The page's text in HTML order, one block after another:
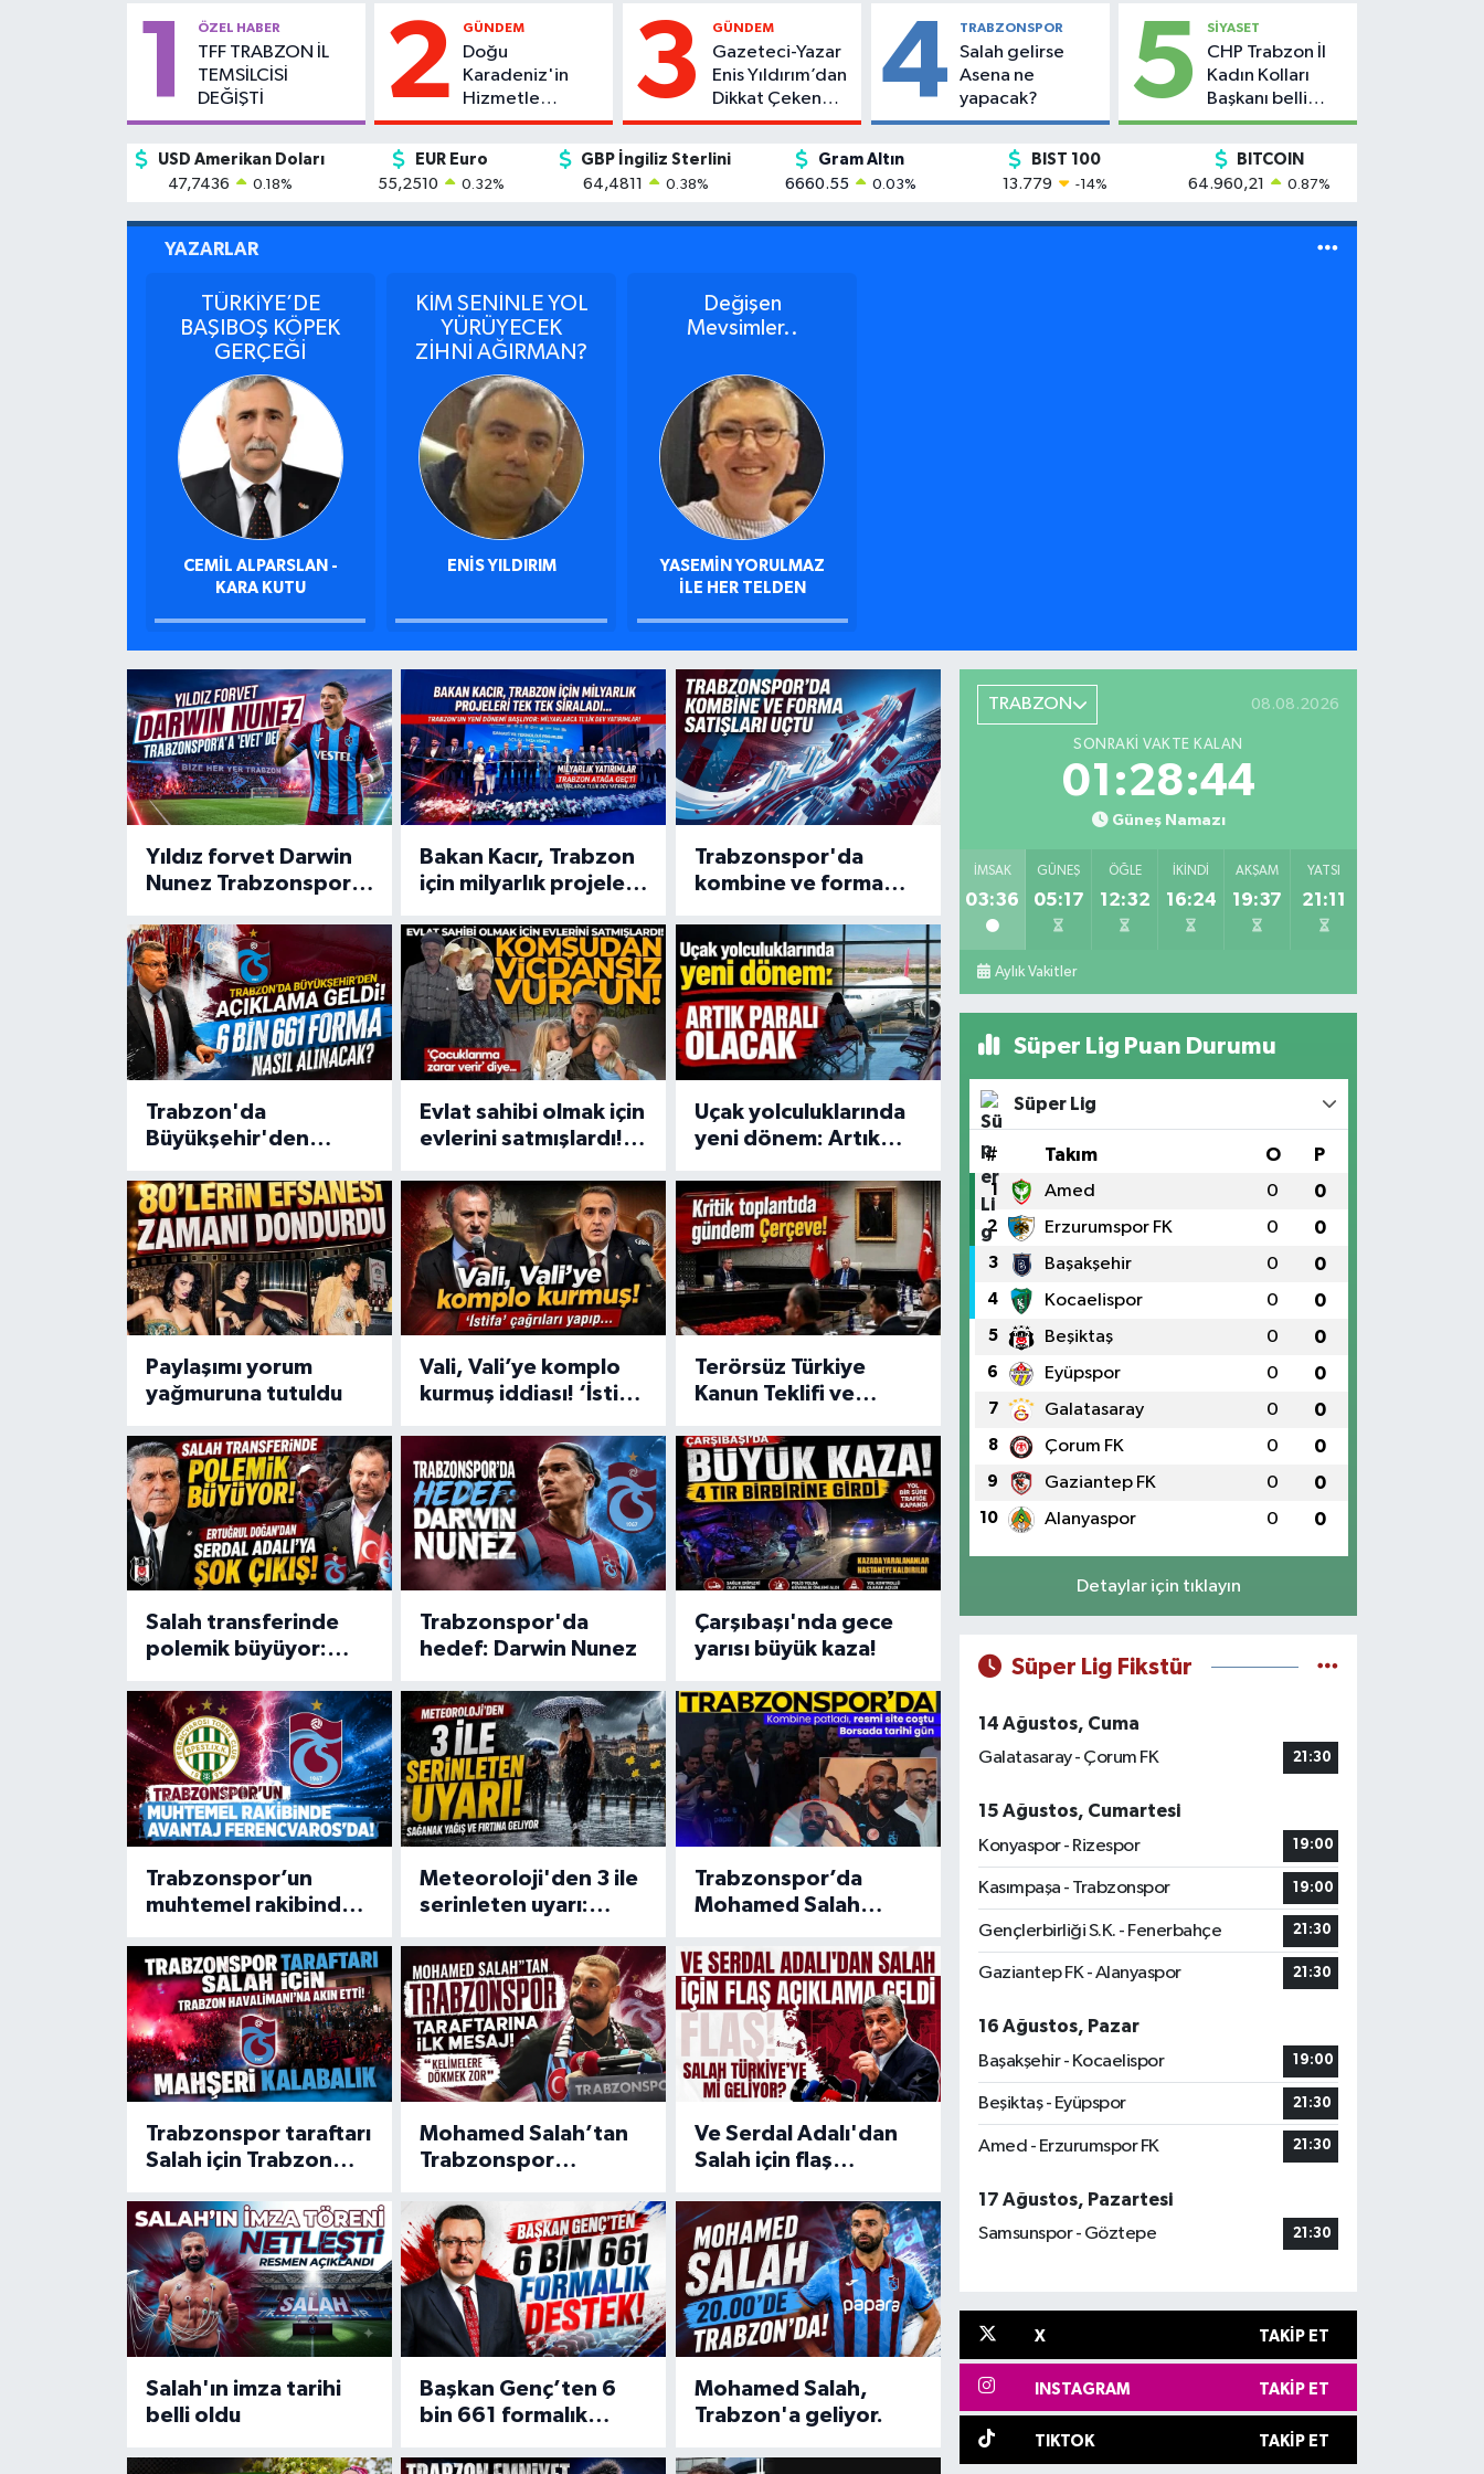
1 ÖZEL HABER
TFF TRABZON İL
TEMSİLCİSİ
DEĞİŞTİ
2 GÜNDEM
Doğu
Karadeniz'in
Hizmetle
İmtihanı
3 GÜNDEM
Gazeteci-Yazar
Enis Yıldırım’dan
Dikkat Çeken
Kitap: "Kod Adı
126" Okurlarla
Buluştu
4 TRABZONSPOR
Salah gelirse
Asena ne
yapacak?
5 SİYASET
CHP Trabzon İl
Kadın Kolları
Başkanı belli
oldu!
USD Amerikan Doları
47,7436
0.18%
EUR Euro
55,2510
0.32%
GBP İngiliz Sterlini
64,4811
0.38%
Gram Altın
6660.55
0.03%
BIST 100
13.779
-14%
BITCOIN
64.960,21
0.87%
YAZARLAR
TÜRKİYE’DE
BAŞIBOŞ KÖPEK
GERÇEĞİ
CEMIL ALPARSLAN -
KARA KUTU
KİM SENİNLE YOL
YÜRÜYECEK
ZİHNİ AĞIRMAN?
ENIS YILDIRIM
Değişen
Mevsimler..
YASEMIN YORULMAZ
ILE HER TELDEN
Yıldız forvet Darwin
Nunez Trabzonspor'a
Bakan Kacır, Trabzon
için milyarlık projeleri
Trabzonspor'da
kombine ve forma
Trabzon'da
Büyükşehir'den
661 forma nasıl
alınacak?
Evlat sahibi olmak için
evlerini satmışlardı!
komşudan vicdansız
vurgun
Uçak yolculuklarında
yeni dönem: Artık
Paylaşımı yorum
yağmuruna tutuldu
Vali, Vali’ye komplo
kurmuş iddiası! ‘İstifa’
Terörsüz Türkiye
Kanun Teklifi ve
başlıkları masada
Salah transferinde
polemik büyüyor:
Serdal Adalı’ya şok
çıkış!
Trabzonspor'da
hedef: Darwin Nunez
Çarşıbaşı'nda gece
yarısı büyük kaza!
Trabzonspor’un
muhtemel rakibinde
Ferencvaros’da!
Meteoroloji'den 3 ile
serinleten uyarı:
fırtına geliyor
Trabzonspor’da
Mohamed Salah
patladı, resmi site
coştu
Trabzonspor taraftarı
Salah için Trabzon
etti! Mahşeri
kalabalık
Mohamed Salah’tan
Trabzonspor
“Kelimelere dökmek
zor”
Ve Serdal Adalı'dan
Salah için flaş
Salah'ın imza tarihi
belli oldu
Başkan Genç’ten 6
bin 661 formalık
Mohamed Salah,
Trabzon'a geliyor.
TRABZON 08.08.2026
SONRAKI VAKTE KALAN
01:28:42
Güneş Namazı
İMSAK
03:36
GÜNEŞ
05:17
ÖĞLE
12:32
İKINDI
16:24
AKŞAM
19:37
YATSI
21:11
Aylık Vakitler
Süper Lig Puan Durumu
Süper Lig
# Takım O P
1 Amed 0 0
2 Erzurumspor FK 0 0
3 Başakşehir 0 0
4 Kocaelispor 0 0
5 Beşiktaş 0 0
6 Eyüpspor 0 0
7 Galatasaray 0 0
8 Çorum FK 0 0
9 Gaziantep FK 0 0
10 Alanyaspor 0 0
Detaylar için tıklayın
Süper Lig Fikstür
14 Ağustos, Cuma
Galatasaray - Çorum FK
21:30
15 Ağustos, Cumartesi
Konyaspor - Rizespor
19:00
Kasımpaşa - Trabzonspor 19:00
Gençlerbirliği S.K. - Fenerbahçe 21:30
Gaziantep FK - Alanyaspor 21:30
16 Ağustos, Pazar
Başakşehir - Kocaelispor
19:00
Beşiktaş - Eyüpspor 21:30
Amed - Erzurumspor FK 21:30
17 Ağustos, Pazartesi
Samsunspor - Göztepe
21:30
X TAKIP ET
INSTAGRAM TAKIP ET
TIKTOK TAKIP ET